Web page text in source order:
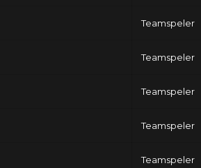
Teamspeler
Teamspeler
Teamspeler
Teamspeler
Teamspeler